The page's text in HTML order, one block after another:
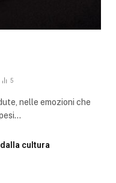
5
nelle emozioni che
cultura